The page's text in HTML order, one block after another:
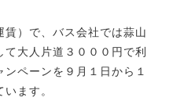
）で、バス会社では蒜山
大人片道３０００円で利
ペーンを９月１日から１
ます。